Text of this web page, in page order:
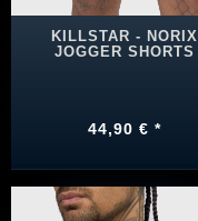
KILLSTAR - NORIX
JOGGER SHORTS
44,90 € *